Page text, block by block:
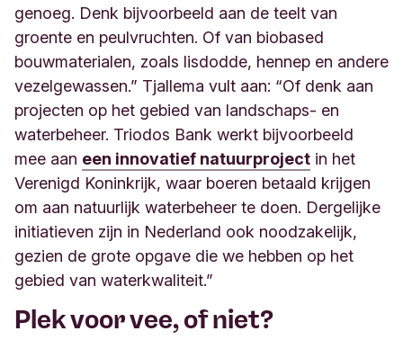
genoeg. Denk bijvoorbeeld aan de teelt van
groente en peulvruchten. Of van biobased
bouwmaterialen, zoals lisdodde, hennep en andere
vezelgewassen.” Tjallema vult aan: “Of denk aan
projecten op het gebied van landschaps- en
waterbeheer. Triodos Bank werkt bijvoorbeeld
mee aan een innovatief natuurproject in het
Verenigd Koninkrijk, waar boeren betaald krijgen
om aan natuurlijk waterbeheer te doen. Dergelijke
initiatieven zijn in Nederland ook noodzakelijk,
gezien de grote opgave die we hebben op het
gebied van waterkwaliteit.”
Plek voor vee, of niet?